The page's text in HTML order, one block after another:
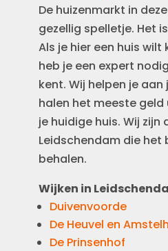
De huizenmarkt in
gezellig spelletje. Het
Als je hier een huis
heb je een expert
kent. Wij helpen je
halen het meeste
je huidige huis. Wij zijn
Leidschendam die
behalen.
Wijken in
Duivenvoorde
De Heuvel en
De Prinsenhof